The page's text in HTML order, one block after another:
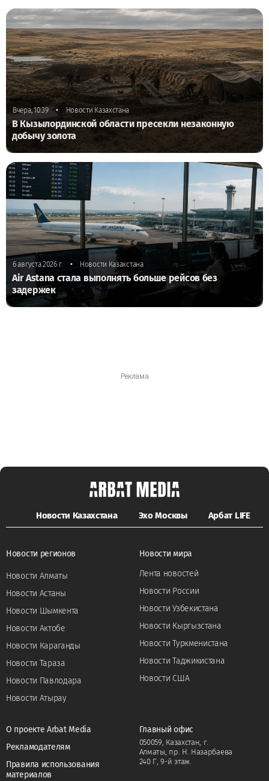
Вчера, 10:39 • Новости Казахстана
В Кызылординской области пресекли незаконную
добычу золота
6 августа 2026 г. • Новости Казахстана
Air Astana стала выполнять больше рейсов без
задержек
Новости Казахстана Эхо Москвы Арбат LIFE
Новости регионов
Новости Алматы
Новости Астаны
Новости Шымкента
Новости Актобе
Новости Караганды
Новости Тараза
Новости Павлодара
Новости Атырау
Новости мира
Лента новостей
Новости России
Новости Узбекистана
Новости Кыргызстана
Новости Туркменистана
Новости Таджикистана
Новости США
О проекте Arbat Media
Рекламодателям
Правила использования
материалов
Главный офис
050059, Казахстан, г.
Алматы, пр. Н. Назарбаева
240 Г, 9-й этаж.